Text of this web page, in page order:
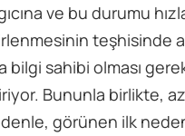
ve bu durumu
teşhisinde
sahibi olması
Bununla birlikte,
görünen ilk